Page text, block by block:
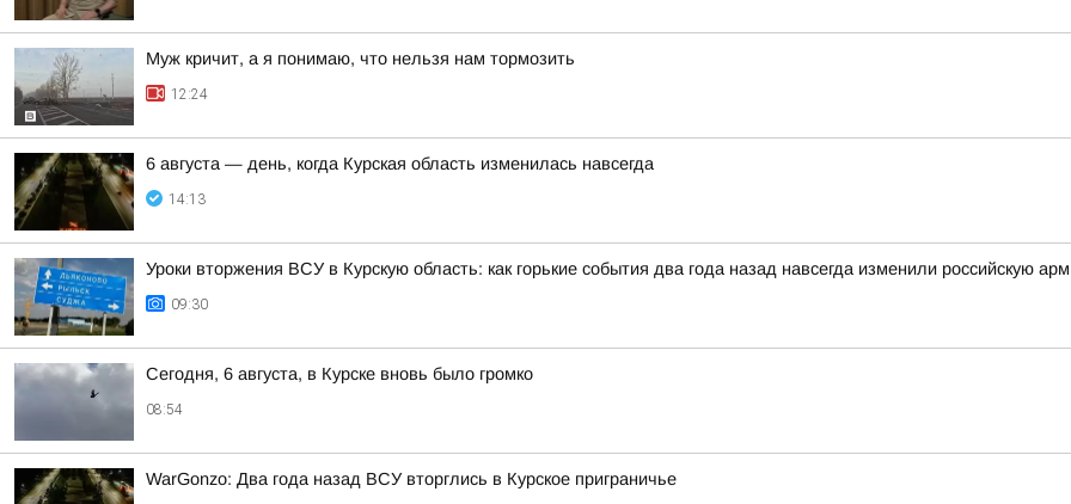
Муж кричит, а я понимаю, что нельзя нам тормозить
12:24
6 августа — день, когда Курская область изменилась навсегда
14:13
Уроки вторжения ВСУ в Курскую область: как горькие события два года назад навсегда изменили российскую
09:30
Сегодня, 6 августа, в Курске вновь было громко
08:54
WarGonzo: Два года назад ВСУ вторглись в Курское приграничье